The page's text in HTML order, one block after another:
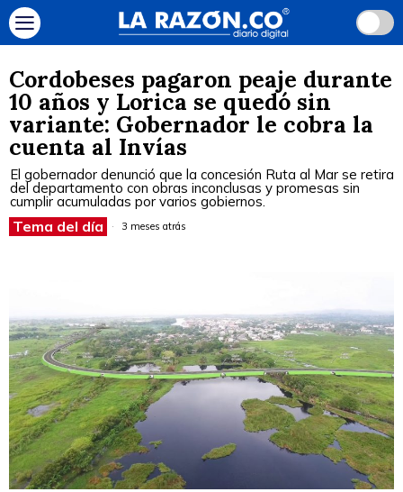
Cordobeses pagaron peaje durante
10 años y Lorica se quedó sin
variante: Gobernador le cobra la
cuenta al Invías
El gobernador denunció que la concesión Ruta al Mar se retira
del departamento con obras inconclusas y promesas sin
cumplir acumuladas por varios gobiernos.
Tema del día 3 meses atrás